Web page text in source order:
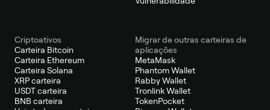
Criptoativos
Carteira Bitcoin
Carteira Ethereum
Carteira Solana
XRP carteira
USDT carteira
BNB carteira
Migrar de outras carteiras de
aplicações
MetaMask
Phantom Wallet
Rabby Wallet
Tronlink Wallet
TokenPocket